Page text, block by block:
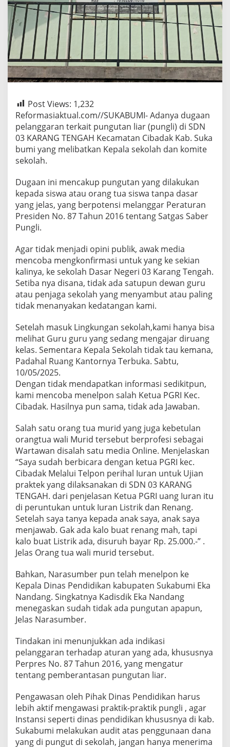
Post Views: 1,232
Reformasiaktual.com//SUKABUMI- Adanya dugaan
pelanggaran terkait pungutan liar (pungli) di SDN
03 KARANG TENGAH Kecamatan Cibadak Kab. Suka
bumi yang melibatkan Kepala sekolah dan komite
sekolah.
Dugaan ini mencakup pungutan yang dilakukan
kepada siswa atau orang tua siswa tanpa dasar
yang jelas, yang berpotensi melanggar Peraturan
Presiden No. 87 Tahun 2016 tentang Satgas Saber
Pungli.
Agar tidak menjadi opini publik, awak media
mencoba mengkonfirmasi untuk yang ke sekian
kalinya, ke sekolah Dasar Negeri 03 Karang Tengah.
Setiba nya disana, tidak ada satupun dewan guru
atau penjaga sekolah yang menyambut atau paling
tidak menanyakan kedatangan kami.
Setelah masuk Lingkungan sekolah,kami hanya bisa
melihat Guru guru yang sedang mengajar diruang
kelas. Sementara Kepala Sekolah tidak tau kemana,
Padahal Ruang Kantornya Terbuka. Sabtu,
10/05/2025.
Dengan tidak mendapatkan informasi sedikitpun,
kami mencoba menelpon salah Ketua PGRI Kec.
Cibadak. Hasilnya pun sama, tidak ada Jawaban.
Salah satu orang tua murid yang juga kebetulan
orangtua wali Murid tersebut berprofesi sebagai
Wartawan disalah satu media Online. Menjelaskan
“Saya sudah berbicara dengan ketua PGRI kec.
Cibadak Melalui Telpon perihal Iuran untuk Ujian
praktek yang dilaksanakan di SDN 03 KARANG
TENGAH. dari penjelasan Ketua PGRI uang Iuran itu
di peruntukan untuk Iuran Listrik dan Renang.
Setelah saya tanya kepada anak saya, anak saya
menjawab. Gak ada kalo buat renang mah, tapi
kalo buat Listrik ada, disuruh bayar Rp. 25.000.-” .
Jelas Orang tua wali murid tersebut.
Bahkan, Narasumber pun telah menelpon ke
Kepala Dinas Pendidikan kabupaten Sukabumi Eka
Nandang. Singkatnya Kadisdik Eka Nandang
menegaskan sudah tidak ada pungutan apapun,
Jelas Narasumber.
Tindakan ini menunjukkan ada indikasi
pelanggaran terhadap aturan yang ada, khususnya
Perpres No. 87 Tahun 2016, yang mengatur
tentang pemberantasan pungutan liar.
Pengawasan oleh Pihak Dinas Pendidikan harus
lebih aktif mengawasi praktik-praktik pungli , agar
Instansi seperti dinas pendidikan khususnya di kab.
Sukabumi melakukan audit atas penggunaan dana
yang di pungut di sekolah, jangan hanya menerima